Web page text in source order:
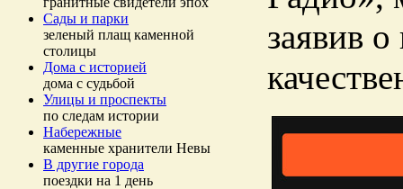
Сады и парки
зеленый плащ каменной
столицы
Дома с историей
дома с судьбой
Улицы и проспекты
по следам истории
Набережные
каменные хранители Невы
В другие города
поездки на 1 день
заявив